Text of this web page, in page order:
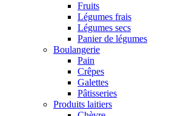
Fruits
Légumes frais
Légumes secs
Panier de légumes
Boulangerie
Pain
Crêpes
Galettes
Pâtisseries
Produits laitiers